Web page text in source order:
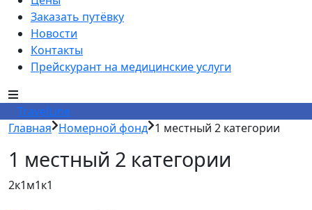
Заказать путёвку
Новости
Контакты
Прейскурант на медицинские услуги
TravelLine
Главная Номерной фонд 1 местный 2 категории
1 местный 2 категории
2к1м1к1